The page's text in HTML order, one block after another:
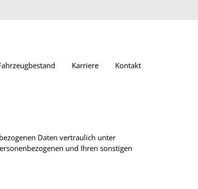
Karriere Kontakt
Daten vertraulich unter
und Ihren sonstigen